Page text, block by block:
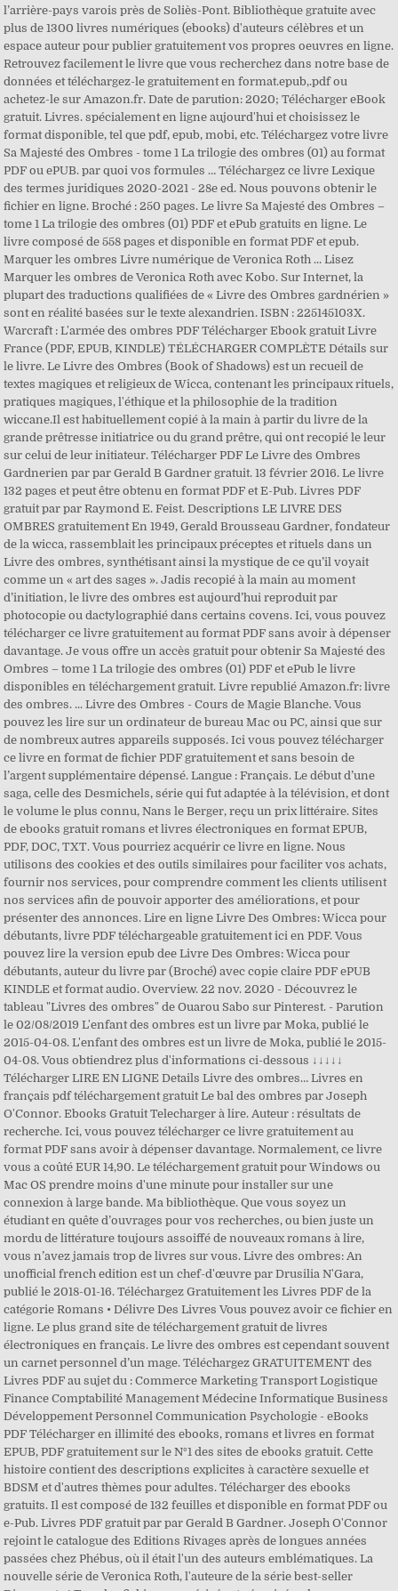
l’arrière-pays varois près de Soliès-Pont. Bibliothèque gratuite avec
plus de 1300 livres numériques (ebooks) d'auteurs célèbres et un
espace auteur pour publier gratuitement vos propres oeuvres en ligne.
Retrouvez facilement le livre que vous recherchez dans notre base de
données et téléchargez-le gratuitement en format.epub,.pdf ou
achetez-le sur Amazon.fr. Date de parution: 2020; Télécharger eBook
gratuit. Livres. spécialement en ligne aujourd'hui et choisissez le
format disponible, tel que pdf, epub, mobi, etc. Téléchargez votre livre
Sa Majesté des Ombres - tome 1 La trilogie des ombres (01) au format
PDF ou ePUB. par quoi vos formules … Téléchargez ce livre Lexique
des termes juridiques 2020-2021 - 28e ed. Nous pouvons obtenir le
fichier en ligne. Broché : 250 pages. Le livre Sa Majesté des Ombres –
tome 1 La trilogie des ombres (01) PDF et ePub gratuits en ligne. Le
livre composé de 558 pages et disponible en format PDF et epub.
Marquer les ombres Livre numérique de Veronica Roth ... Lisez
Marquer les ombres de Veronica Roth avec Kobo. Sur Internet, la
plupart des traductions qualifiées de « Livre des Ombres gardnérien »
sont en réalité basées sur le texte alexandrien. ISBN : 225145103X.
Warcraft : L'armée des ombres PDF Télécharger Ebook gratuit Livre
France (PDF, EPUB, KINDLE) TÉLÉCHARGER COMPLÈTE Détails sur
le livre. Le Livre des Ombres (Book of Shadows) est un recueil de
textes magiques et religieux de Wicca, contenant les principaux rituels,
pratiques magiques, l'éthique et la philosophie de la tradition
wiccane.Il est habituellement copié à la main à partir du livre de la
grande prêtresse initiatrice ou du grand prêtre, qui ont recopié le leur
sur celui de leur initiateur. Télécharger PDF Le Livre des Ombres
Gardnerien par par Gerald B Gardner gratuit. 13 février 2016. Le livre
132 pages et peut être obtenu en format PDF et E-Pub. Livres PDF
gratuit par par Raymond E. Feist. Descriptions LE LIVRE DES
OMBRES gratuitement En 1949, Gerald Brousseau Gardner, fondateur
de la wicca, rassemblait les principaux préceptes et rituels dans un
Livre des ombres, synthétisant ainsi la mystique de ce qu’il voyait
comme un « art des sages ». Jadis recopié à la main au moment
d’initiation, le livre des ombres est aujourd’hui reproduit par
photocopie ou dactylographié dans certains covens. Ici, vous pouvez
télécharger ce livre gratuitement au format PDF sans avoir à dépenser
davantage. Je vous offre un accès gratuit pour obtenir Sa Majesté des
Ombres – tome 1 La trilogie des ombres (01) PDF et ePub le livre
disponibles en téléchargement gratuit. Livre republié Amazon.fr: livre
des ombres. ... Livre des Ombres - Cours de Magie Blanche. Vous
pouvez les lire sur un ordinateur de bureau Mac ou PC, ainsi que sur
de nombreux autres appareils supposés. Ici vous pouvez télécharger
ce livre en format de fichier PDF gratuitement et sans besoin de
l’argent supplémentaire dépensé. Langue : Français. Le début d’une
saga, celle des Desmichels, série qui fut adaptée à la télévision, et dont
le volume le plus connu, Nans le Berger, reçu un prix littéraire. Sites
de ebooks gratuit romans et livres électroniques en format EPUB,
PDF, DOC, TXT. Vous pourriez acquérir ce livre en ligne. Nous
utilisons des cookies et des outils similaires pour faciliter vos achats,
fournir nos services, pour comprendre comment les clients utilisent
nos services afin de pouvoir apporter des améliorations, et pour
présenter des annonces. Lire en ligne Livre Des Ombres: Wicca pour
débutants, livre PDF téléchargeable gratuitement ici en PDF. Vous
pouvez lire la version epub dee Livre Des Ombres: Wicca pour
débutants, auteur du livre par (Broché) avec copie claire PDF ePUB
KINDLE et format audio. Overview. 22 nov. 2020 - Découvrez le
tableau "Livres des ombres" de Ouarou Sabo sur Pinterest. - Parution
le 02/08/2019 L'enfant des ombres est un livre par Moka, publié le
2015-04-08. L'enfant des ombres est un livre de Moka, publié le 2015-
04-08. Vous obtiendrez plus d'informations ci-dessous ↓↓↓↓↓
Télécharger LIRE EN LIGNE Details Livre des ombres… Livres en
français pdf téléchargement gratuit Le bal des ombres par Joseph
O'Connor. Ebooks Gratuit Telecharger à lire. Auteur : résultats de
recherche. Ici, vous pouvez télécharger ce livre gratuitement au
format PDF sans avoir à dépenser davantage. Normalement, ce livre
vous a coûté EUR 14,90. Le téléchargement gratuit pour Windows ou
Mac OS prendre moins d'une minute pour installer sur une
connexion à large bande. Ma bibliothèque. Que vous soyez un
étudiant en quête d’ouvrages pour vos recherches, ou bien juste un
mordu de littérature toujours assoiffé de nouveaux romans à lire,
vous n’avez jamais trop de livres sur vous. Livre des ombres: An
unofficial french edition est un chef-d'œuvre par Drusilia N'Gara,
publié le 2018-01-16. Téléchargez Gratuitement les Livres PDF de la
catégorie Romans • Délivre Des Livres Vous pouvez avoir ce fichier en
ligne. Le plus grand site de téléchargement gratuit de livres
électroniques en français. Le livre des ombres est cependant souvent
un carnet personnel d’un mage. Téléchargez GRATUITEMENT des
Livres PDF au sujet du : Commerce Marketing Transport Logistique
Finance Comptabilité Management Médecine Informatique Business
Développement Personnel Communication Psychologie - eBooks
PDF Télécharger en illimité des ebooks, romans et livres en format
EPUB, PDF gratuitement sur le N°1 des sites de ebooks gratuit. Cette
histoire contient des descriptions explicites à caractère sexuelle et
BDSM et d'autres thèmes pour adultes. Télécharger des ebooks
gratuits. Il est composé de 132 feuilles et disponible en format PDF ou
e-Pub. Livres PDF gratuit par par Gerald B Gardner. Joseph O'Connor
rejoint le catalogue des Editions Rivages après de longues années
passées chez Phébus, où il était l'un des auteurs emblématiques. La
nouvelle série de Veronica Roth, l'auteure de la série best-seller